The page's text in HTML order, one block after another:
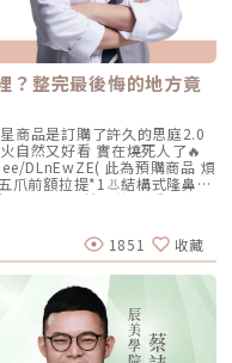
？整完最後悔的地方竟
商品是訂購了許久的思庭2.0
自然又好看 實在燒死人了🔥
DLnEwZE( 此為預購商品 煩
爪前額拉提*1👃結構式隆鼻*1
*1 (加購嘴邊肉拉提)重點摘
物02:02 上臉眉眼分析 : 五
合併貴族手術03:58 下臉唇巴
秀05:25 五星好評分享
依心唯
段15號2樓電話｜（02）
官方諮詢｜
https://follow-
1851 收藏